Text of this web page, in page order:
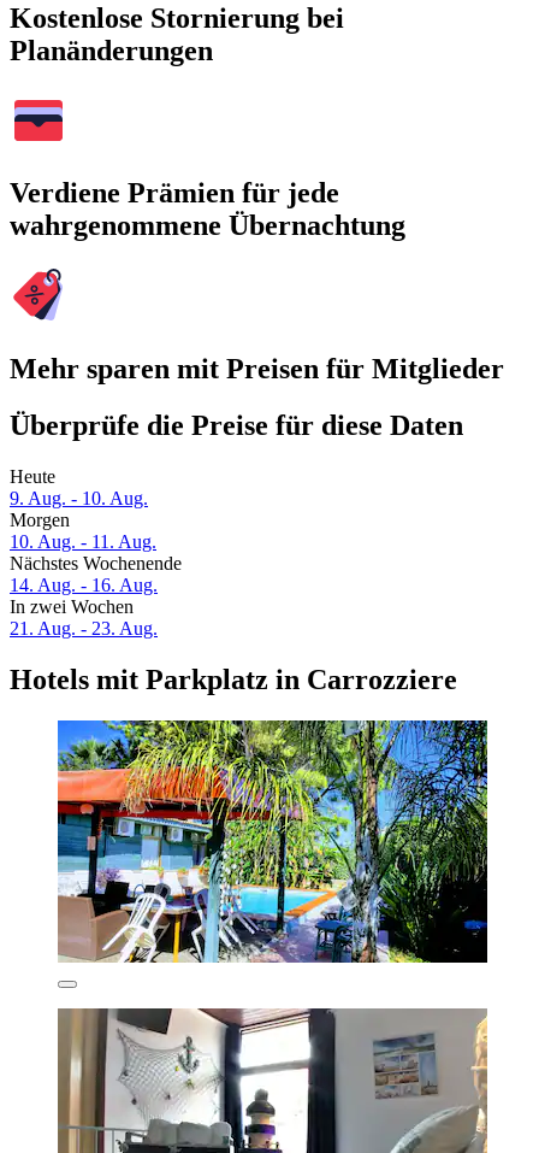
Kostenlose Stornierung bei
Planänderungen
Verdiene Prämien für jede
wahrgenommene Übernachtung
Mehr sparen mit Preisen für Mitglieder
Überprüfe die Preise für diese Daten
Heute
9. Aug. - 10. Aug.
Morgen
10. Aug. - 11. Aug.
Nächstes Wochenende
14. Aug. - 16. Aug.
In zwei Wochen
21. Aug. - 23. Aug.
Hotels mit Parkplatz in Carrozziere